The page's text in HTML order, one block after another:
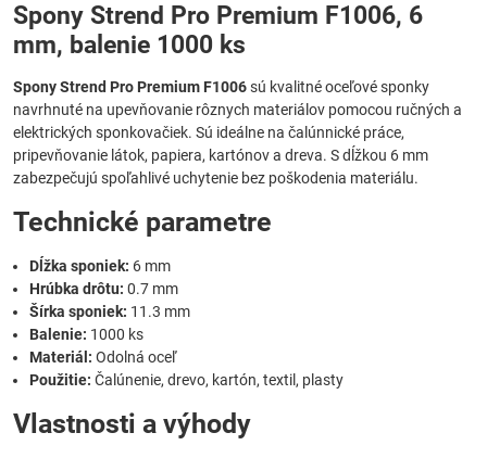
Spony Strend Pro Premium F1006, 6
mm, balenie 1000 ks
Spony Strend Pro Premium F1006sú kvalitné oceľové sponky
navrhnuté na upevňovanie rôznych materiálov pomocou ručných a
elektrických sponkovačiek. Sú ideálne na čalúnnické práce,
pripevňovanie látok, papiera, kartónov a dreva. S dĺžkou 6 mm
zabezpečujú spoľahlivé uchytenie bez poškodenia materiálu.
Technické parametre
Dĺžka sponiek: 6 mm
Hrúbka drôtu: 0.7 mm
Šírka sponiek: 11.3 mm
Balenie: 1000 ks
Materiál: Odolná oceľ
Použitie: Čalúnenie, drevo, kartón, textil, plasty
Vlastnosti a výhody